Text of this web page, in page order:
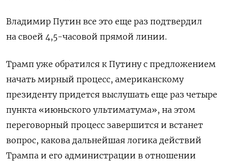
Владимир Путин все это еще раз подтвердил
на своей 4,5-часовой прямой линии.
Трамп уже обратился к Путину с предложением
начать мирный процесс, американскому
президенту придется выслушать еще раз четыре
пункта «июньского ультиматума», на этом
переговорный процесс завершится и встанет
вопрос, какова дальнейшая логика действий
Трампа и его администрации в отношении